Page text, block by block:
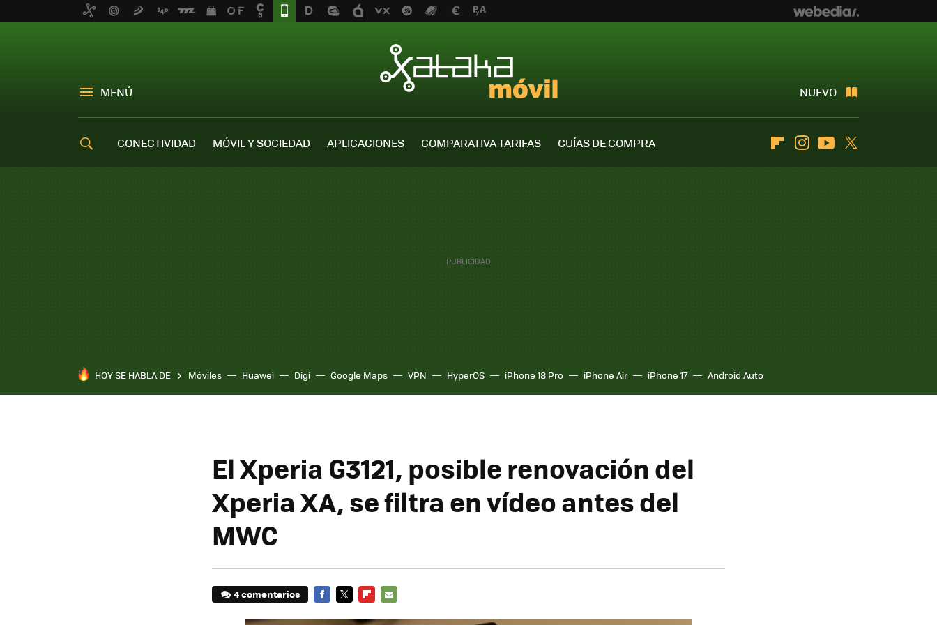
MENÚ NUEVO
CONECTIVIDAD MÓVIL Y SOCIEDAD APLICACIONES COMPARATIVA TARIFAS
GUÍAS DE COMPRA
FlipboardInstagramYoutube
HOY SE HABLA DE Móviles Huawei Digi Google Maps VPN HyperOS iPhone 18 Pro iPhone Air iPhone 17 Android Auto
El Xperia G3121, posible renovación del
Xperia XA, se filtra en vídeo antes del
MWC
4 comentarios